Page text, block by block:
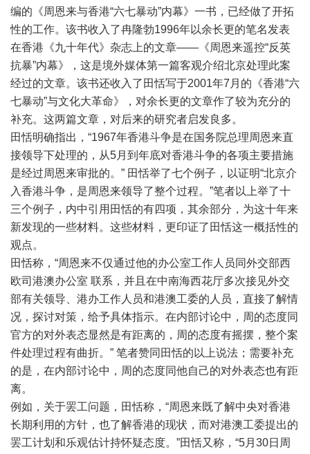
编的《周恩来与香港“六七暴动”内幕》一书，已经做了开拓
性的工作。该书收入了冉隆勃1996年以余长更的笔名发表
在香港《九十年代》杂志上的文章——《周恩来遥控“反英
抗暴”内幕》，这是境外媒体第一篇客观介绍北京处理此案
经过的文章。该书还收入了田恬写于2001年7月的《香港“六
七暴动”与文化大革命》，对余长更的文章作了较为充分的
补充。这两篇文章，对后来的研究者启发良多。
田恬明确指出，“1967年香港斗争是在国务院总理周恩来直
接领导下处理的，从5月到年底对香港斗争的各项主要措施
是经过周恩来审批的。” 田恬举了七个例子，以证明“北京介
入香港斗争，是周恩来领导了整个过程。”笔者以上举了十
三个例子，内中引用田恬的有四项，其余部分，为这十年来
新发现的一些材料。这些材料，更印证了田恬这一概括性的
观点。
田恬称，“周恩来不仅通过他的办公室工作人员同外交部西
欧司港澳办公室 联系，并且在中南海西花厅多次接见外交
部有关领导、港办工作人员和港澳工委的人员，直接了解情
况，探讨对策，给予具体指示。在内部讨论中，周的态度同
官方的对外表态显然是有距离的，周的态度有摇摆，整个案
件处理过程有曲折。” 笔者赞同田恬的以上说法；需要补充
的是，在内部讨论中，周的态度同他自己的对外表态也有距
离。
例如，关于罢工问题，田恬称，“周恩来既了解中央对香港
长期利用的方针，也了解香港的现状，而对港澳工委提出的
罢工计划和乐观估计持怀疑态度。”田恬又称，“5月30日周